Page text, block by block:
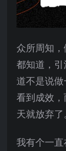
众所周知
都知道，
道不是说
看到成效
天就放弃了。
我有个一直